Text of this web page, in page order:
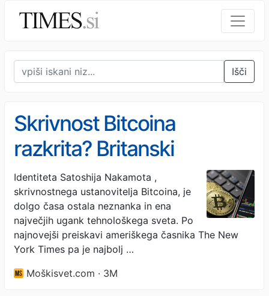
Išči
Skrivnost Bitcoina
razkrita? Britanski
strokovnjak glavni
'osumljenec'
Identiteta Satoshija Nakamota ,
skrivnostnega ustanovitelja Bitcoina, je
dolgo časa ostala neznanka in ena
največjih ugank tehnološkega sveta. Po
najnovejši preiskavi ameriškega časnika The New
York Times pa je najbolj …
Moškisvet.com · 3M